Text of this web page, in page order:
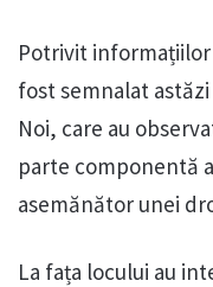
Potrivit
fost semnalat
Noi, care au
parte componentă
asemănător unei
La fața locului au